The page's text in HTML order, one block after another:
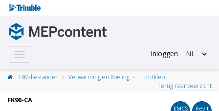
Toggle
navigation
Inloggen NL
BIM-bestanden Verwarming en Koeling
Luchtklep
Terug naar overzicht
FK90-CA
EMCS
Revit